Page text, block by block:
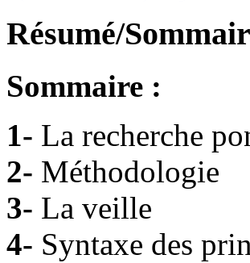
Résumé/
Sommaire :
1- La recherche
2- Méthodologie
3- La veille
4- Syntaxe des